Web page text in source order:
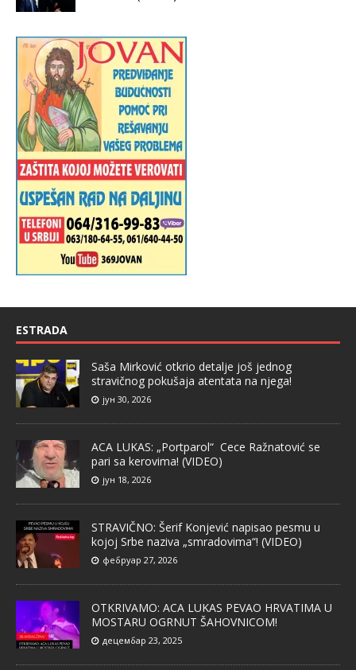
ESTRADA
Saša Mirković otkrio detalje još jednog
stravičnog pokušaja atentata na njega!
јун 30, 2026
ACA LUKAS: „Portparol“ Cece Ražnatović se
pari sa kerovima! (VIDEO)
јун 18, 2026
STRAVIČNO: Šerif Konjević napisao pesmu u
kojoj Srbe naziva „smradovima“! (VIDEO)
фебруар 27, 2026
OTKRIVAMO: ACA LUKAS PEVAO HRVATIMA U
MOSTARU OGRNUT ŠAHOVNICOM!
децембар 23, 2025